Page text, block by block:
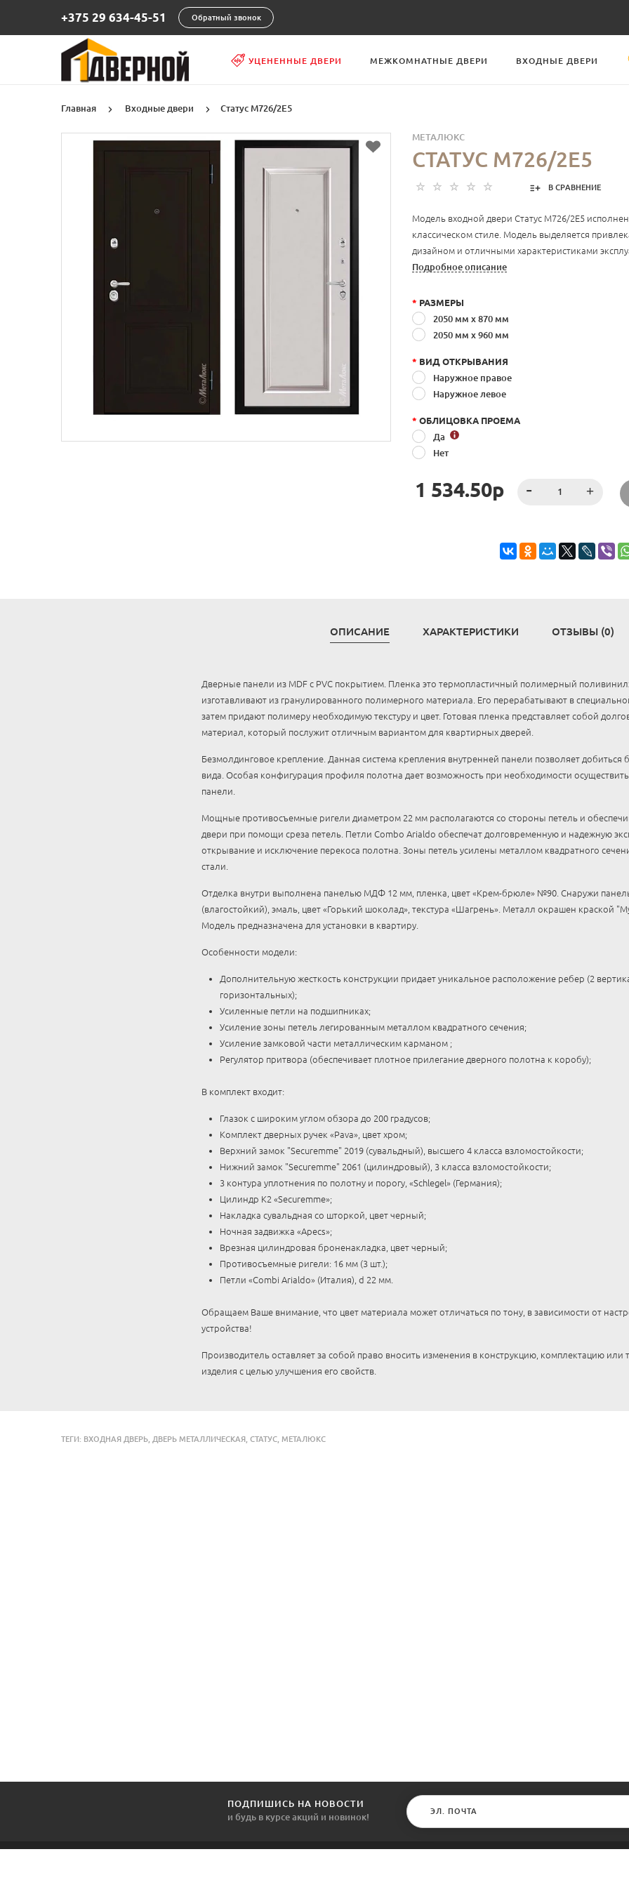
+375 29 634-45-51 Обратный звонок
УЦЕНЕННЫЕ ДВЕРИ МЕЖКОМНАТНЫЕ ДВЕРИ ВХОДНЫЕ ДВЕРИ
Главная Входные двери Статус М726/2Е5
МЕТАЛЮКС
СТАТУС М726/2Е5
В СРАВНЕНИЕ
Модель входной двери Статус М726/2Е5
классическом стиле. Модель выделяется
дизайном и отличными характеристиками
Подробное описание
* РАЗМЕРЫ
2050 мм х 870 мм
2050 мм x 960 мм
* ВИД ОТКРЫВАНИЯ
Наружное правое
Наружное левое
* ОБЛИЦОВКА ПРОЕМА
Да
Нет
1 534.50р
ОПИСАНИЕ ХАРАКТЕРИСТИКИ ОТЗЫВЫ (0)
Дверные панели из MDF с PVC покрытием. Пленка это термопластичный полимерный
изготавливают из гранулированного полимерного материала. Его перерабатывают в
затем придают полимеру необходимую текстуру и цвет. Готовая пленка представляет собой
материал, который послужит отличным вариантом для квартирных дверей.
Безмолдинговое крепление. Данная система крепления внутренней панели позволяет добиться
вида. Особая конфигурация профиля полотна дает возможность при необходимости
панели.
Мощные противосъемные ригели диаметром 22 мм располагаются со стороны петель и
двери при помощи среза петель. Петли Combo Arialdo обеспечат долговременную и надежную
открывание и исключение перекоса полотна. Зоны петель усилены металлом квадратного
стали.
Отделка внутри выполнена панелью МДФ 12 мм, пленка, цвет «Крем-брюле» №90. Снаружи
(влагостойкий), эмаль, цвет «Горький шоколад», текстура «Шагрень». Металл окрашен краской
Модель предназначена для установки в квартиру.
Особенности модели:
Дополнительную жесткость конструкции придает уникальное расположение ребер (2
горизонтальных);
Усиленные петли на подшипниках;
Усиление зоны петель легированным металлом квадратного сечения;
Усиление замковой части металлическим карманом ;
Регулятор притвора (обеспечивает плотное прилегание дверного полотна к коробу);
В комплект входит:
Глазок с широким углом обзора до 200 градусов;
Комплект дверных ручек «Pava», цвет хром;
Верхний замок "Securemme" 2019 (сувальдный), высшего 4 класса взломостойкости;
Нижний замок "Securemme" 2061 (цилиндровый), 3 класса взломостойкости;
3 контура уплотнения по полотну и порогу, «Schlegel» (Германия);
Цилиндр К2 «Securemme»;
Накладка сувальдная со шторкой, цвет черный;
Ночная задвижка «Apecs»;
Врезная цилиндровая броненакладка, цвет черный;
Противосъемные ригели: 16 мм (3 шт.);
Петли «Combi Arialdo» (Италия), d 22 мм.
Обращаем Ваше внимание, что цвет материала может отличаться по тону, в зависимости от
устройства!
Производитель оставляет за собой право вносить изменения в конструкцию, комплектацию или
изделия с целью улучшения его свойств.
ТЕГИ: ВХОДНАЯ ДВЕРЬ ДВЕРЬ МЕТАЛЛИЧЕСКАЯ СТАТУС МЕТАЛЮКС
ПОДПИШИСЬ НА НОВОСТИ
и будь в курсе акций и новинок!